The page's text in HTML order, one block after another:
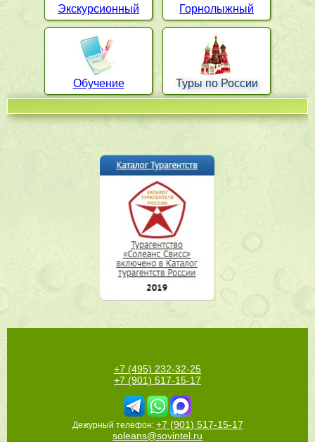
Экскурсионный Горнолыжный
Обучение Туры по России
+7 (495) 232-32-25
+7 (901) 517-15-17
Дежурный телефон: +7 (901) 517-15-17
soleans@sovintel.ru